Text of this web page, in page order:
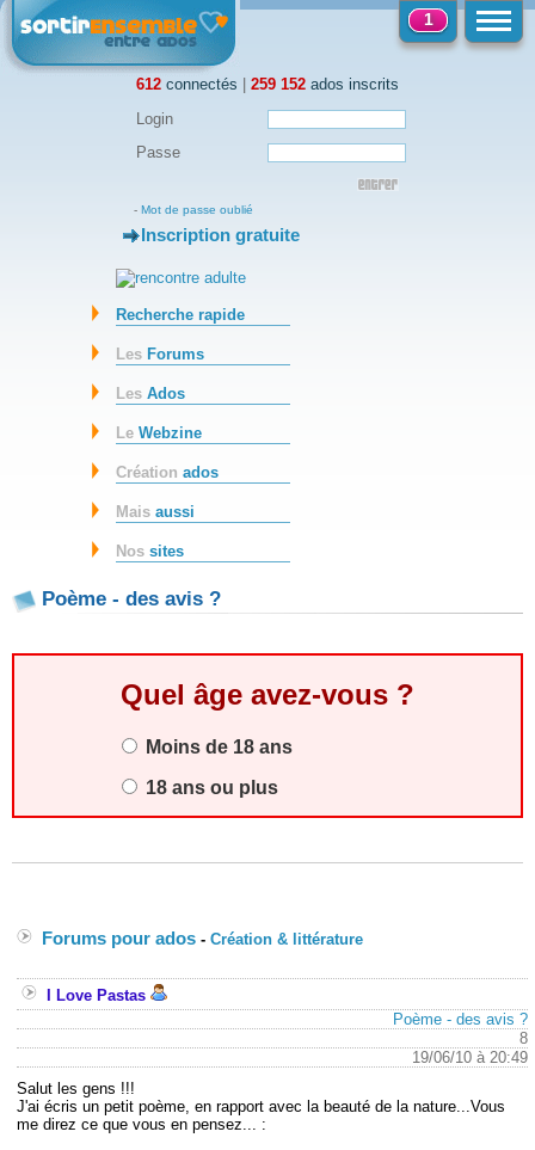
612 connectés | 259 152 ados inscrits
1
Login
Passe
- Mot de passe oublié
-Inscription gratuite
Recherche rapide
Les Forums
LesAdos
LeWebzine
Créationados
Maisaussi
Nossites
Poème - des avis ?
Quel âge avez-vous ?
Moins de 18 ans
18 ans ou plus
Forums pour ados - Création & littérature
I Love Pastas
Poème - des avis ?
8
19/06/10 à 20:49
Salut les gens !!!
J'ai écris un petit poème, en rapport avec la beauté de la nature...Vous
me direz ce que vous en pensez... :